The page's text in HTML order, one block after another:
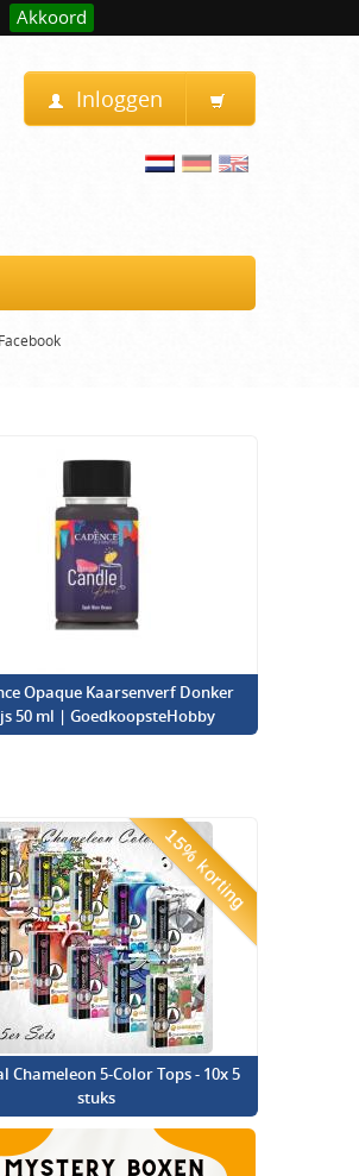
Akkoord
Inloggen
Opaque Kaarsenverf Donker
50 ml | GoedkoopsteHobby
15% korting
Chameleon 5-Color Tops - 10x 5
stuks